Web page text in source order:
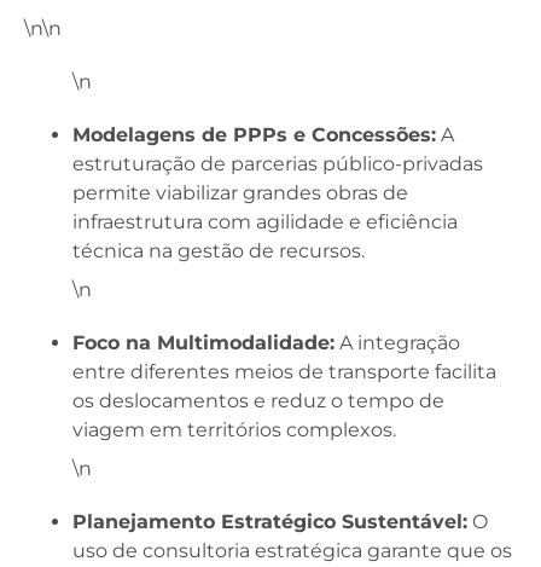
\n\n
\n
Modelagens de PPPs e Concessões: A
estruturação de parcerias público-privadas
permite viabilizar grandes obras de
infraestrutura com agilidade e eficiência
técnica na gestão de recursos.
\n
Foco na Multimodalidade: A integração
entre diferentes meios de transporte facilita
os deslocamentos e reduz o tempo de
viagem em territórios complexos.
\n
Planejamento Estratégico Sustentável: O
uso de consultoria estratégica garante que os